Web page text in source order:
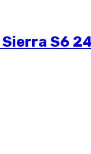
S6